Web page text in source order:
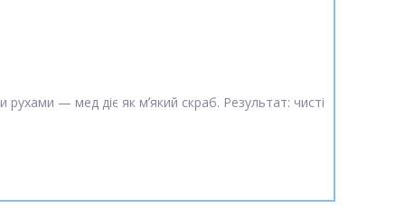
— мед діє як мʼякий скраб. Результат: чисті